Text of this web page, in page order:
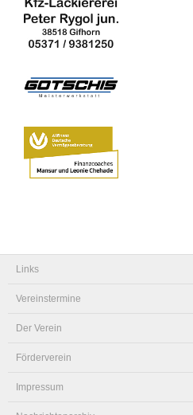
Links
Vereinstermine
Der Verein
Förderverein
Impressum